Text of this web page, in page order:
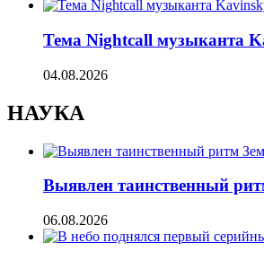
Тема Nightcall музыканта
04.08.2026
НАУКА
Выявлен таинственный
06.08.2026